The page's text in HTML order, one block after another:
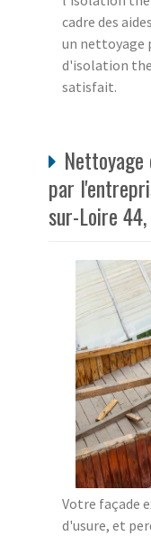
cadre des
un nettoyage
d'isolation
satisfait.
par
sur-Loire
Votre façade
d'usure, et